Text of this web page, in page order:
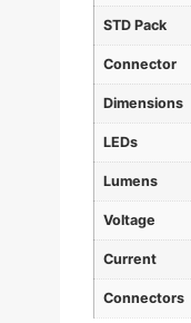
STD Pack
Connector
Dimensions
LEDs
Lumens
Voltage
Current
Connectors